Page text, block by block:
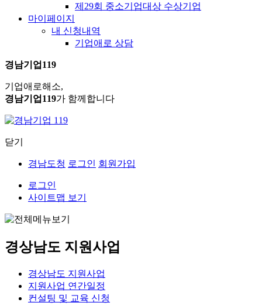
제29회 중소기업대상 수상기업
마이페이지
내 신청내역
기업애로 상담
경남기업119
기업애로해소,
경남기업119가 함께합니다
닫기
경남도청 로그인 회원가입
로그인
사이트맵 보기
경상남도 지원사업
경상남도 지원사업
지원사업 연간일정
컨설팅 및 교육 신청